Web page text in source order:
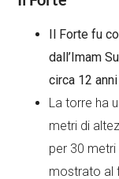
Il Forte fu
dall’Imam
circa 12
La torre ha
metri di
per 30
mostrato al